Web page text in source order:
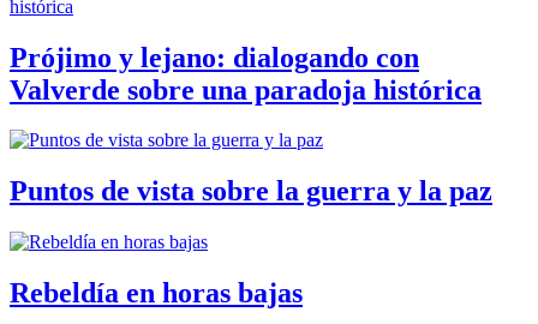
Prójimo y lejano: dialogando con
Valverde sobre una paradoja histórica
Puntos de vista sobre la guerra y la paz
Rebeldía en horas bajas